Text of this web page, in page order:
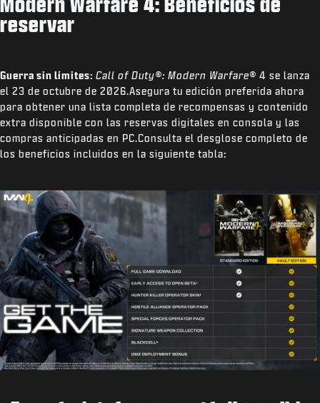
reservar
Guerra sin límites: Call of Duty®: Modern Warfare® 4 se lanza
el 23 de octubre de 2026.Asegura tu edición preferida ahora
para obtener una lista completa de recompensas y contenido
extra disponible con las reservas digitales en consola y las
compras anticipadas en PC.Consulta el desglose completo de
los beneficios incluidos en la siguiente tabla: